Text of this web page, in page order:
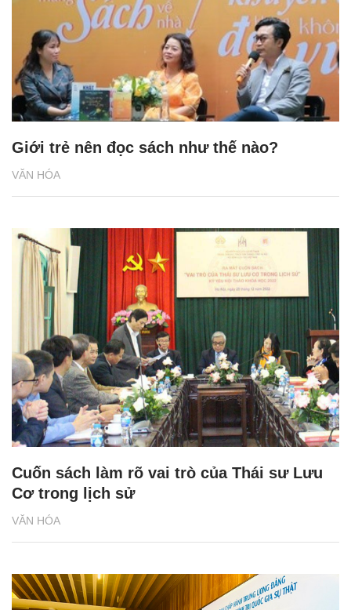
VĂN HÓA
Giới trẻ nên đọc sách như thế nào?
VĂN HÓA
Cuốn sách làm rõ vai trò của Thái sư Lưu
Cơ trong lịch sử